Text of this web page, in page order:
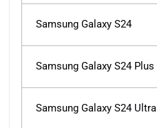
Samsung Galaxy S24
Samsung Galaxy S24 Plus
Samsung Galaxy S24 Ultra